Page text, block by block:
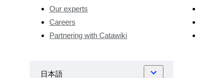
Our experts
Careers
Partnering with Catawiki